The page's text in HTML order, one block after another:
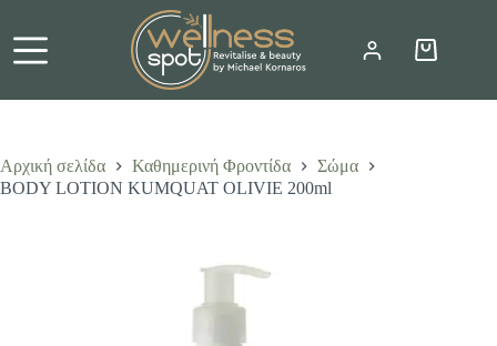
περιεχόμενο
Καλάθι
Αρχική σελίδα Καθημερινή Φροντίδα
Σώμα
BODY LOTION KUMQUAT OLIVIE 200ml